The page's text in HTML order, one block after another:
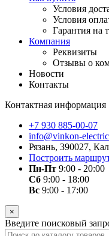
Условия
Условия
Гарантия на
Компания
Реквизиты
Отзывы о
Новости
Контакты
Контактная информация
+7 930 885-00-07
info@vinkon-
Рязань, 390027,
Построить
Пн-Пт 9:00 - 20:00
Сб 9:00 - 18:00
Вс 9:00 - 17:00
×
Введите поисковый